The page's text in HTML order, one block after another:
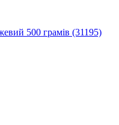
500 грамів (31195)